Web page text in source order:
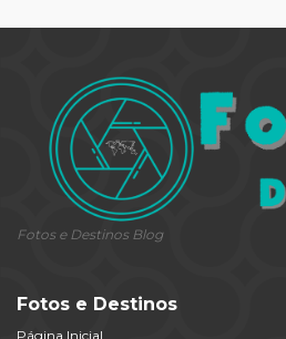
Fotos e Destinos Blog
Fotos e Destinos
Página Inicial